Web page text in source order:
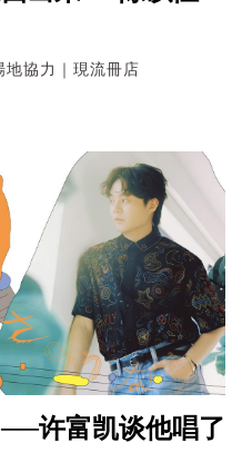
地協力｜現流冊店
许富凯谈他唱了